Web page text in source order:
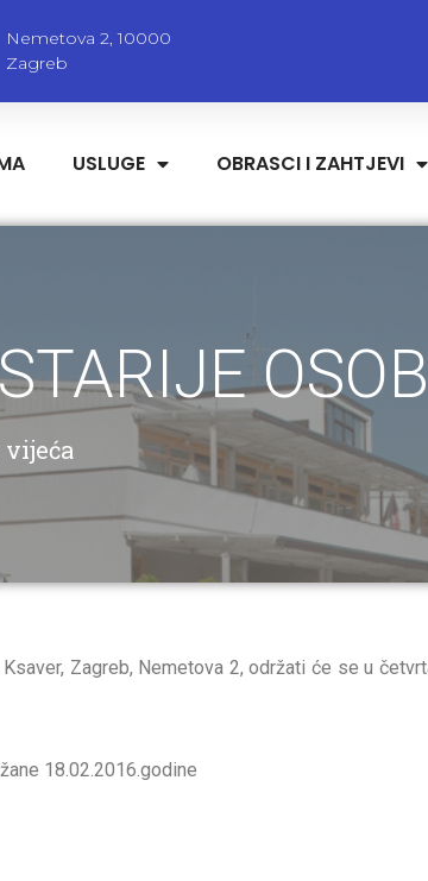
Nemetova 2, 10000
Zagreb
USLUGE OBRASCI I ZAHTJEVI
vijeća
Zagreb, Nemetova 2, održati će se u
18.02.2016.godine